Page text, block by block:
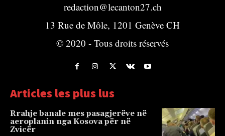
redaction@lecanton27.ch
13 Rue de Môle, 1201 Genève CH
© 2020 - Tous droits réservés
Articles les plus lus
Rrahje banale mes pasagjerëve në
aeroplanin nga Kosova për në
Zvicër